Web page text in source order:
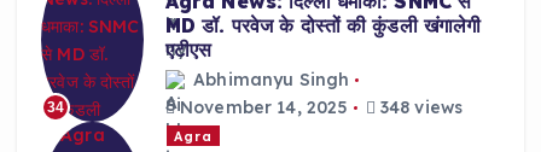
34
MD डॉ. परवेज के दोस्तों की कुंडली खंगालेगी
एटीएस
Abhimanyu Singh
November 14, 2025
348 views
Agra